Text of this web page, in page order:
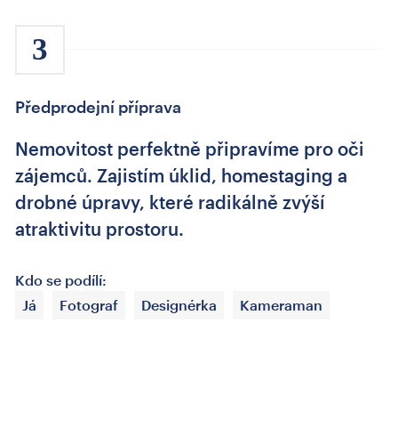
3
Předprodejní příprava
Nemovitost perfektně připravíme pro oči
zájemců. Zajistím úklid, homestaging a
drobné úpravy, které radikálně zvýší
atraktivitu prostoru.
Kdo se podílí:
Já
Fotograf Designérka Kameraman